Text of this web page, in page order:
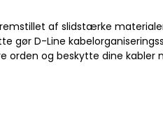
af slidstærke materialer
gør D-Line
orden og beskytte dine kabler